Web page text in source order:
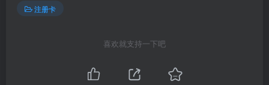
注册卡
喜欢就支持一下吧